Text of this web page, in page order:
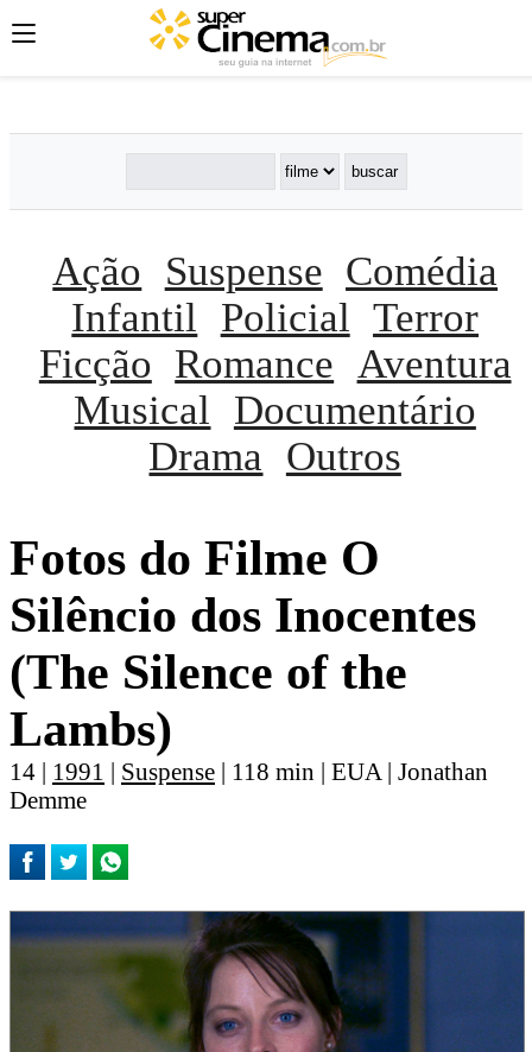
';';
Ação Suspense Comédia
Infantil
Policial Terror
Ficção Romance Aventura
Musical
Documentário
Drama
Outros
Fotos do Filme O
Silêncio dos Inocentes
(The Silence of the
Lambs)
14 | 1991 | Suspense | 118 min | EUA | Jonathan
Demme